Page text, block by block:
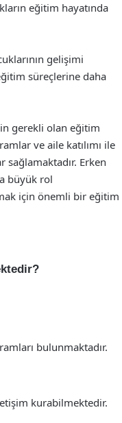
eğitim hayatında
gelişimi
süreçlerine daha
gerekli olan eğitim
ve aile katılımı ile
Erken
büyük rol
için önemli bir eğitim
bulunmaktadır.
kurabilmektedir.